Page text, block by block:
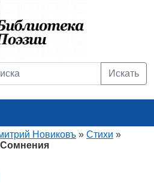
Искать
Новиковъ » Стихи »
Сомнения